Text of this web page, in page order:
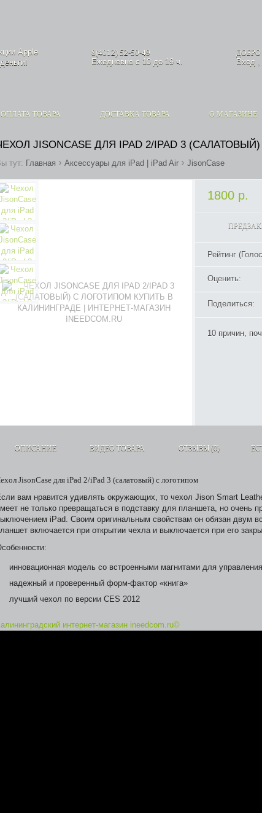
Apple
8(4012) 52-50-49
Ежедневно с 10 до 19 ч.
Вход ,
ОПЛАТА ТОВАРА ДОСТАВКА ТОВАРА О МАГАЗИНЕ
JISONCASE ДЛЯ IPAD 2/IPAD 3
тут: Главная › Аксессуары для iPad | iPad Air › JisonCase
1800 р.
Рейтинг
Оценить:
Поделиться:
10 причин,
ОПИСАНИЕ ВИДЕО ТОВАРА ОТЗЫВЫ (0)
JisonCase для iPad 2/iPad 3 (салатовый) с логотипом
вам нравится удивлять окружающих, то чехол Jison Smart
не только превращаться в подставку для планшета, но очень
iPad. Своим оригинальным свойствам он обязан двум
включается при открытии чехла и выключается при его
инновационная модель со встроенными магнитами для
надежный и проверенный форм-фактор «книга»
лучший чехол по версии CES 2012
интернет-магазин ineedcom.ru©